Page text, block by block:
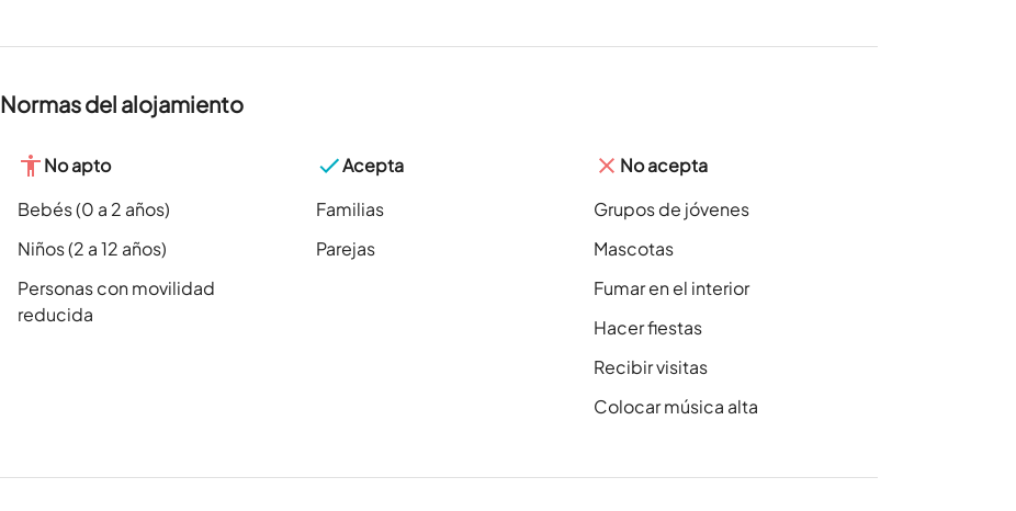
Normas del alojamiento
No apto
Bebés (0 a 2 años)
Niños (2 a 12 años)
Personas con movilidad
reducida
Acepta
Familias
Parejas
No acepta
Grupos de jóvenes
Mascotas
Fumar en el interior
Hacer fiestas
Recibir visitas
Colocar música alta